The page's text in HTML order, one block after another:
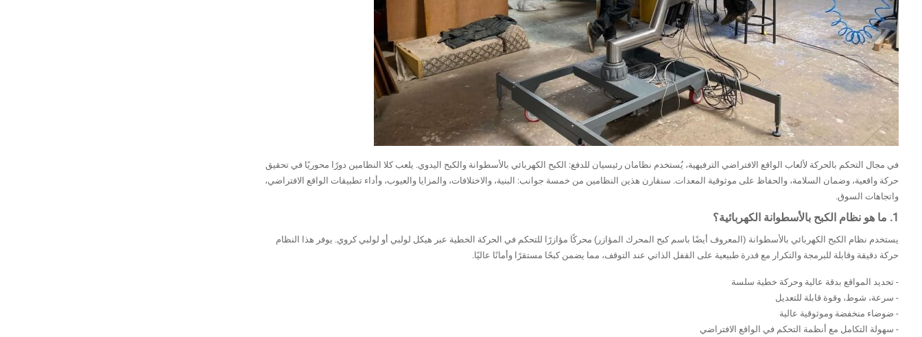
في مجال التحكم بالحركة لألعاب الواقع الافتراضي الترفيهية، يُستخدم نظامان رئيسيان للدفع: الكبح الكهربائي بالأسطوانة والكبح اليدوي. يلعب كلا النظامين دورًا محوريًا في تحقيق
حركة واقعية، وضمان السلامة، والحفاظ على موثوقية المعدات. سنقارن هذين النظامين من خمسة جوانب: البنية، والاختلافات، والمزايا والعيوب، وأداء تطبيقات الواقع الافتراضي،
واتجاهات السوق.
1. ما هو نظام الكبح بالأسطوانة الكهربائية؟
يستخدم نظام الكبح الكهربائي بالأسطوانة (المعروف أيضًا باسم كبح المحرك المؤازر) محركًا مؤازرًا للتحكم في الحركة الخطية عبر هيكل لولبي أو لولبي كروي. يوفر هذا النظام
حركة دقيقة وقابلة للبرمجة والتكرار مع قدرة طبيعية على القفل الذاتي عند التوقف، مما يضمن كبحًا مستقرًا وأمانًا عاليًا.
- تحديد المواقع بدقة عالية وحركة خطية سلسة
- سرعة، شوط، وقوة قابلة للتعديل
- ضوضاء منخفضة وموثوقية عالية
- سهولة التكامل مع أنظمة التحكم في الواقع الافتراضي